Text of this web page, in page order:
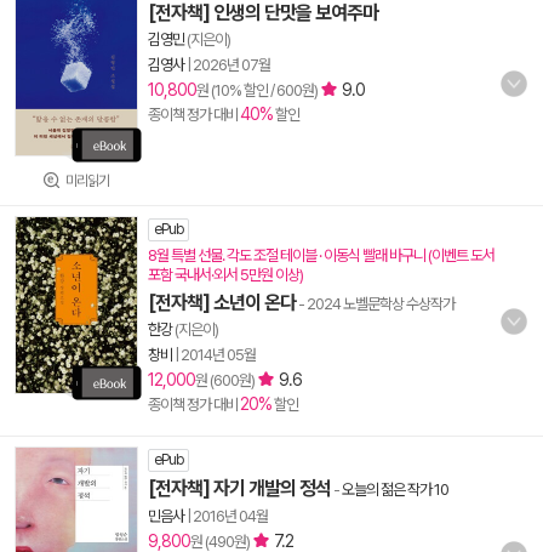
미리읽기
[전자책] 인생의 단맛을 보여주마
김영민(지은이)
김영사| 2026년 07월
10,800원 (10% 할인 / 600원) 9.0
종이책 정가 대비 40%할인
ePub
8월 특별 선물. 각도 조절 테이블 · 이동식 빨래 바구니 (이벤트 도서
포함 국내서·외서 5만원 이상)
[전자책] 소년이 온다- 2024 노벨문학상 수상작가
한강(지은이)
창비
2014년 05월
12,000원 (600원) 9.6
종이책 정가 대비 20%할인
ePub
[전자책] 자기 개발의 정석 -오늘의 젊은 작가 10
민음사| 2016년 04월
9,800원 (490원) 7.2